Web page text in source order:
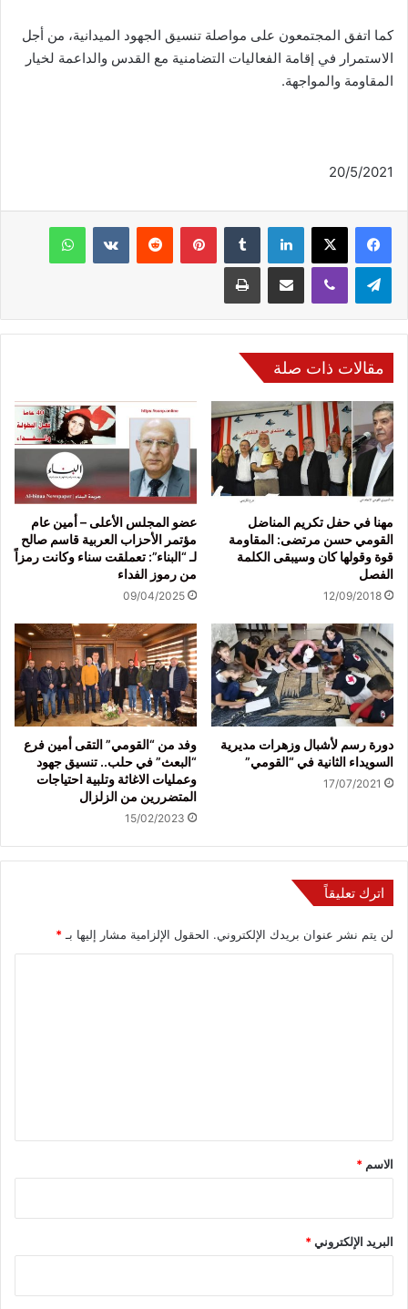
كما اتفق المجتمعون على مواصلة تنسيق الجهود الميدانية، من أجل
الاستمرار في إقامة الفعاليات التضامنية مع القدس والداعمة لخيار
المقاومة والمواجهة.
20/5/2021
فيسبوك لينكدإن بينتيريست
مقالات ذات صلة
مهنا في حفل تكريم المناضل
القومي حسن مرتضى: المقاومة
قوة وقولها كان وسيبقى الكلمة
الفصل
12/09/2018
عضو المجلس الأعلى – أمين عام
مؤتمر الأحزاب العربية قاسم صالح
لـ “البناء”: تعملقت سناء وكانت رمزاً
من رموز الفداء
09/04/2025
دورة رسم لأشبال وزهرات مديرية
السويداء الثانية في “القومي”
17/07/2021
وفد من “القومي” التقى أمين فرع
“البعث” في حلب.. تنسيق جهود
وعمليات الاغاثة وتلبية احتياجات
المتضررين من الزلزال
15/02/2023
اترك تعليقاً
لن يتم نشر عنوان بريدك الإلكتروني. الحقول الإلزامية مشار إليها بـ *
*
الاسم *
البريد الإلكتروني*